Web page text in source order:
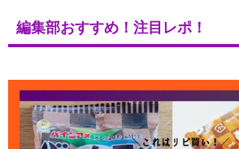
編集部おすすめ！注目レポ！